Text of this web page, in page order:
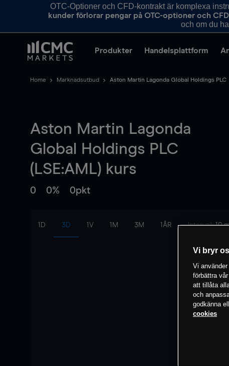
OTC-Optioner och CFD-kontrakt är komplexa
kunder förlorar pengar på OTC-optioner och
och om du
Produkter Handelsplattform
Home Marknadsutbud Aston Martin Lagonda Global Holdings PLC
Aston Martin Lagonda
Global Holdings PLC
(LSE:AML) kurs
0 0% 0pkt
1D 3D 1V 1M 3M 1ÅR Intervall:10
Vi bryr
Vi
förbättra
att tillåta
och
godkänna
cookies